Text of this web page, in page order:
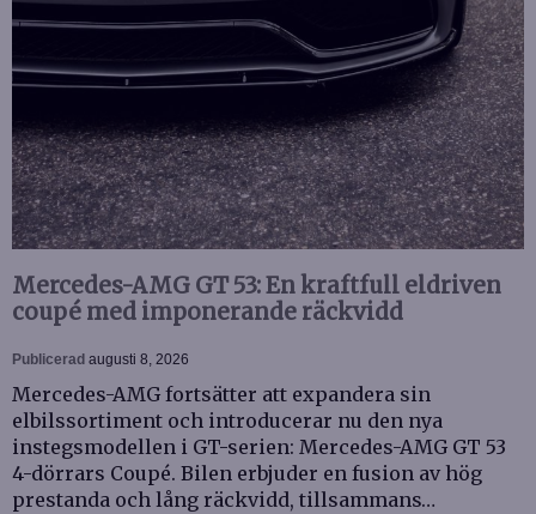
Mercedes-AMG GT 53: En kraftfull eldriven
coupé med imponerande räckvidd
Publicerad augusti 8, 2026
Mercedes-AMG fortsätter att expandera sin
elbilssortiment och introducerar nu den nya
instegsmodellen i GT-serien: Mercedes-AMG GT 53
4-dörrars Coupé. Bilen erbjuder en fusion av hög
prestanda och lång räckvidd, tillsammans…